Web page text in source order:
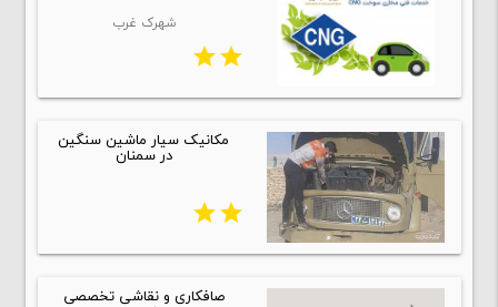
شهرک غرب
star
star
مکانیک سیار ماشین سنگین
در سمنان
star
star
صافکاری و نقاشی تخصصی